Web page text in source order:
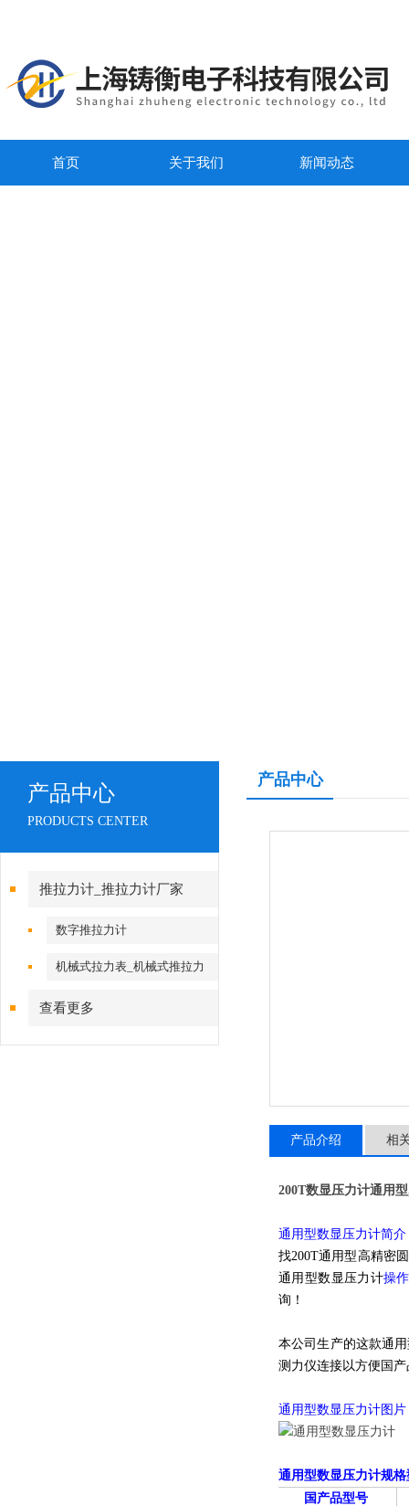
首页 关于我们 新闻动态
产品中心
PRODUCTS CENTER
推拉力计_推拉力计厂家
数字推拉力计
机械式拉力表_机械式推拉力
查看更多
产品中心
产品介绍 相
200T数显压力计通用
通用型数显压力计简介
找200T通用型高精密
通用型数显压力计操
询！
本公司生产的这款通
测力仪连接以方便国
通用型数显压力计图片
通用型数显压力计规格
国产品型号